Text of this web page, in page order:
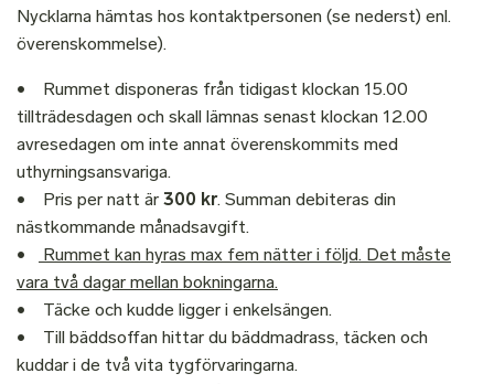
Nycklarna hämtas hos kontaktpersonen (se nederst) enl.
överenskommelse).
• Rummet disponeras från tidigast klockan 15.00
tillträdesdagen och skall lämnas senast klockan 12.00
avresedagen om inte annat överenskommits med
uthyrningsansvariga.
• Pris per natt är 300 kr. Summan debiteras din
nästkommande månadsavgift.
•
Rummet kan hyras max fem nätter i följd. Det måste
vara två dagar mellan bokningarna.
• Täcke och kudde ligger i enkelsängen.
• Till bäddsoffan hittar du bäddmadrass, täcken och
kuddar i de två vita tygförvaringarna.